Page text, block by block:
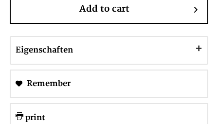
Add to cart
Eigenschaften
Remember
print